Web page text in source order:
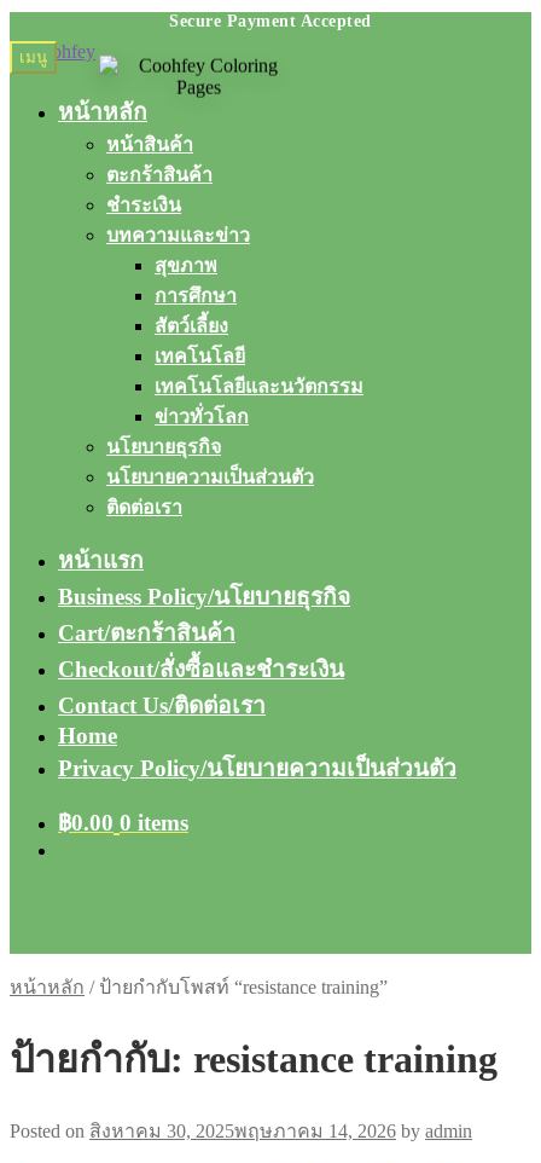
Skip
to
Skip
to
เมนู
หน้าหลัก
หน้าสินค้า
ตะกร้าสินค้า
ชำระเงิน
บทความและข่าว
สุขภาพ
การศึกษา
สัตว์เลี้ยง
เทคโนโลยี
เทคโนโลยีและนวัตกรรม
ข่าวทั่วโลก
นโยบายธุรกิจ
นโยบายความเป็นส่วนตัว
ติดต่อเรา
หน้าแรก
Business Policy/นโยบายธุรกิจ
Cart/ตะกร้าสินค้า
Checkout/สั่งซื้อและชำระเงิน
Contact Us/ติดต่อเรา
Home
Privacy Policy/นโยบายความเป็นส่วนตัว
฿0.00 0 items
หน้าหลัก / ป้ายกำกับโพสท์ “resistance training”
ป้ายกำกับ: resistance training
Posted on สิงหาคม 30, 2025พฤษภาคม 14, 2026 by admin